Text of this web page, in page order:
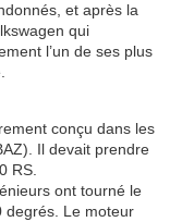
et après la
qui
l’un de ses plus
conçu dans les
Il devait prendre
RS.
ont tourné le
degrés. Le moteur